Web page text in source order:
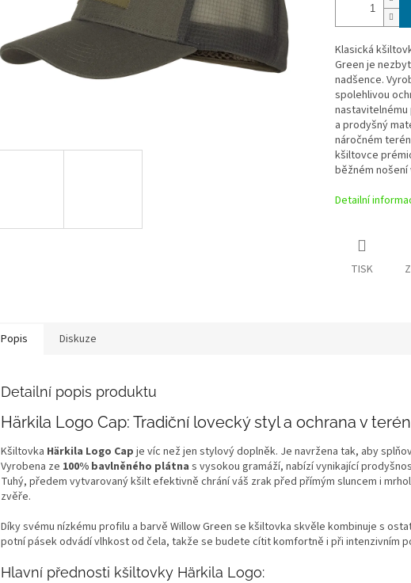
Klasická
Green je
nadšence.
spolehlivou
a prodyšný
náročném
kšiltovce
běžném nošení
Detailní
TISK
Popis Diskuze
Detailní popis produktu
Härkila Logo Cap: Tradiční lovecký styl a ochrana v
Kšiltovka Härkila Logo Cap je víc než jen stylový doplněk. Je navržena tak, aby
Vyrobena ze 100% bavlněného plátna s vysokou gramáží, nabízí vynikající
Tuhý, předem vytvarovaný kšilt efektivně chrání váš zrak před přímým sluncem i
zvěře.
Díky svému nízkému profilu a barvě Willow Green se kšiltovka skvěle kombinuje s
potní pásek odvádí vlhkost od čela, takže se budete cítit komfortně i při intenzivním
Hlavní přednosti kšiltovky Härkila Logo: